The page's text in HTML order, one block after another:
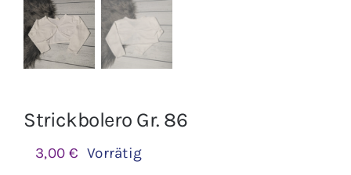
Babyausstattung
Krims Krams
Strickbolero Gr. 86
3,00€ Vorrätig